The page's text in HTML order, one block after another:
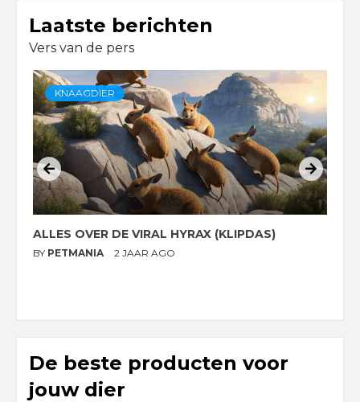
Laatste berichten
Vers van de pers
KNAAGDIER
ALLES OVER DE VIRAL HYRAX (KLIPDAS)
BY PETMANIA 2 JAAR AGO
De beste producten voor
jouw dier